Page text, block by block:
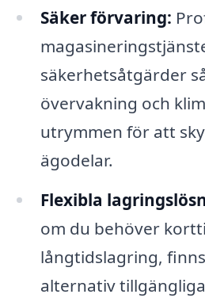
Säker förvaring:
säkerhetsåtgärder
övervakning och
utrymmen för att
ägodelar.
Flexibla
om du behöver
långtidslagring,
alternativ